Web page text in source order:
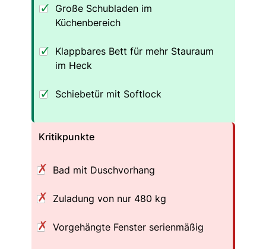
Große Schubladen im
Küchenbereich
Klappbares Bett für mehr Stauraum
im Heck
Schiebetür mit Softlock
Kritikpunkte
Bad mit Duschvorhang
Zuladung von nur 480 kg
Vorgehängte Fenster serienmäßig